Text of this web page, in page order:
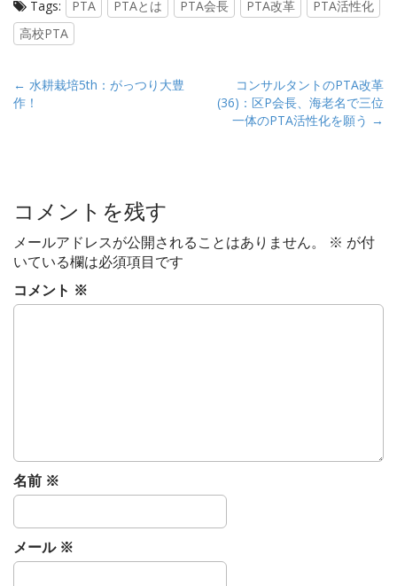
Tags: PTA PTAとは PTA会長 PTA改革
PTA活性化
高校PTA
P
o
a
v
i
g
a
← 水耕栽培5th：がっつり大豊
作！
コンサルタントのPTA改革
(36)：区P会長、海老名で三位
一体のPTA活性化を願う →
コメントを残す
メールアドレスが公開されることはありません。 ※ が付
いている欄は必須項目です
コメント ※
名前 ※
メール ※